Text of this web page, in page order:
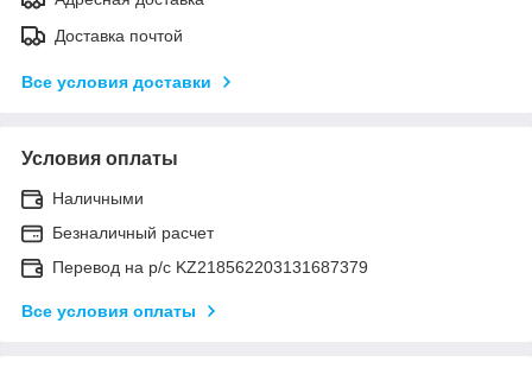
Доставка почтой
Все условия доставки
Условия оплаты
Наличными
Безналичный расчет
Перевод на р/с KZ218562203131687379
Все условия оплаты